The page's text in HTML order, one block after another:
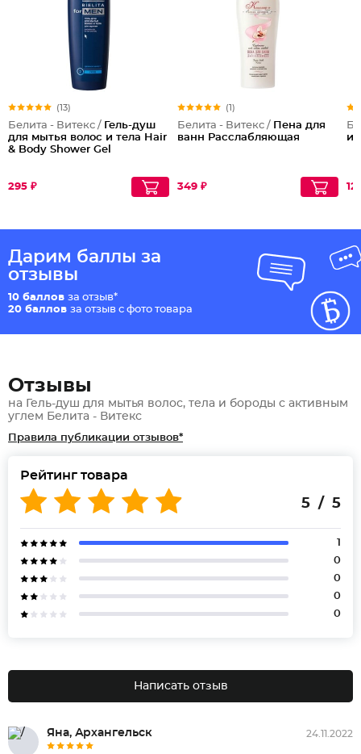
(13)
Белита - Витекс / Гель-душ
для мытья волос и тела Hair
& Body Shower Gel
295 ₽
(1)
Белита - Витекс / Пена для
ванн Расслабляющая
349 ₽
Дарим баллы за
отзывы
10 баллов за отзыв*
20 баллов за отзыв с фото товара
Отзывы
на Гель-душ для мытья волос, тела и бороды с активным
углем Белита - Витекс
Правила публикации отзывов*
Рейтинг товара
5 / 5
1
0
0
0
0
Написать отзыв
Яна, Архангельск 24.11.2022